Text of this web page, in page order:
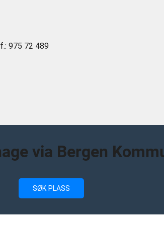
via Bergen
SØK PLASS
975 72 489